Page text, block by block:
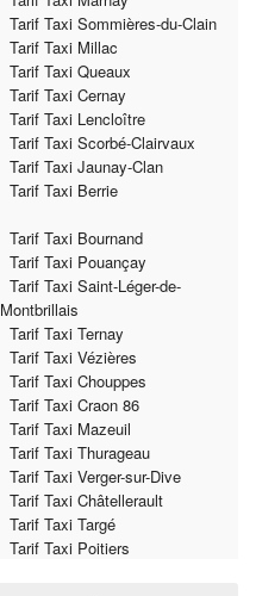
Tarif Taxi Sommières-du-Clain
Tarif Taxi Millac
Tarif Taxi Queaux
Tarif Taxi Cernay
Tarif Taxi Lencloître
Tarif Taxi Scorbé-Clairvaux
Tarif Taxi Jaunay-Clan
Tarif Taxi Berrie
Tarif Taxi Bournand
Tarif Taxi Pouançay
Tarif Taxi Saint-Léger-de-
Montbrillais
Tarif Taxi Ternay
Tarif Taxi Vézières
Tarif Taxi Chouppes
Tarif Taxi Craon 86
Tarif Taxi Mazeuil
Tarif Taxi Thurageau
Tarif Taxi Verger-sur-Dive
Tarif Taxi Châtellerault
Tarif Taxi Targé
Tarif Taxi Poitiers